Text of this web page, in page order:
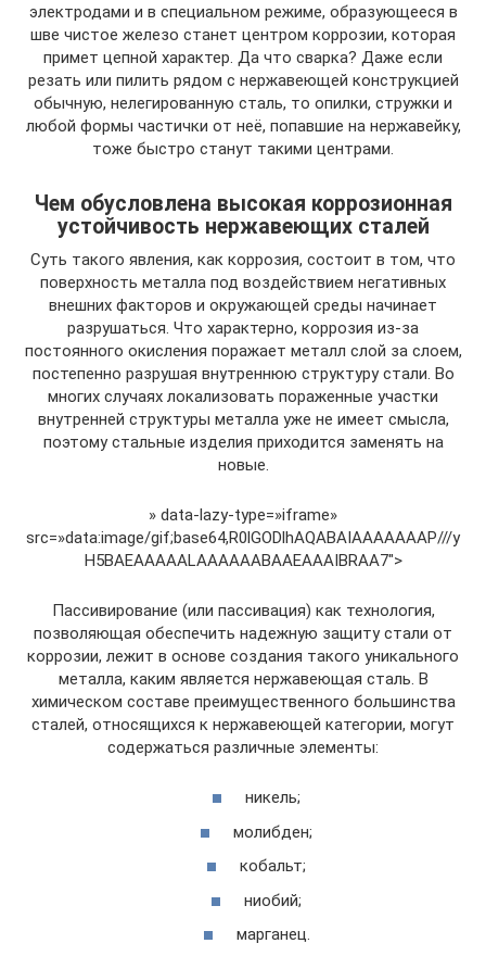
электродами и в специальном режиме, образующееся в
шве чистое железо станет центром коррозии, которая
примет цепной характер. Да что сварка? Даже если
резать или пилить рядом с нержавеющей конструкцией
обычную, нелегированную сталь, то опилки, стружки и
любой формы частички от неё, попавшие на нержавейку,
тоже быстро станут такими центрами.
Чем обусловлена высокая коррозионная
устойчивость нержавеющих сталей
Суть такого явления, как коррозия, состоит в том, что
поверхность металла под воздействием негативных
внешних факторов и окружающей среды начинает
разрушаться. Что характерно, коррозия из-за
постоянного окисления поражает металл слой за слоем,
постепенно разрушая внутреннюю структуру стали. Во
многих случаях локализовать пораженные участки
внутренней структуры металла уже не имеет смысла,
поэтому стальные изделия приходится заменять на
новые.
» data-lazy-type=»iframe»
src=»data:image/gif;base64,R0lGODlhAQABAIAAAAAAAP///y
H5BAEAAAAALAAAAAABAAEAAAIBRAA7″>
Пассивирование (или пассивация) как технология,
позволяющая обеспечить надежную защиту стали от
коррозии, лежит в основе создания такого уникального
металла, каким является нержавеющая сталь. В
химическом составе преимущественного большинства
сталей, относящихся к нержавеющей категории, могут
содержаться различные элементы:
никель;
молибден;
кобальт;
ниобий;
марганец.